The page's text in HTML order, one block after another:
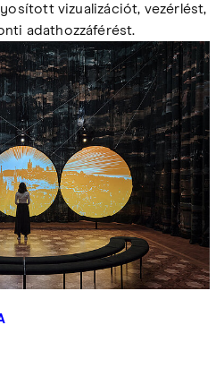
vizualizációt, vezérlést,
adathozzáférést.